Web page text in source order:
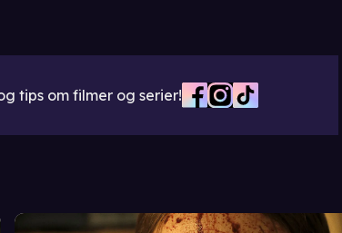
tips om filmer og serier!